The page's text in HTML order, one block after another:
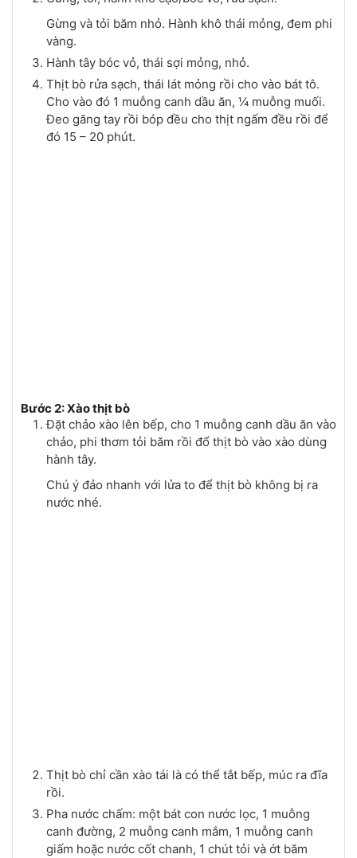
Gừng và tỏi băm nhỏ. Hành khô thái mỏng, đem phi
vàng.
Hành tây bóc vỏ, thái sợi mỏng, nhỏ.
Thịt bò rửa sạch, thái lát mỏng rồi cho vào bát tô.
Cho vào đó 1 muỗng canh dầu ăn, ¼ muỗng muối.
Đeo găng tay rồi bóp đều cho thịt ngấm đều rồi để
đó 15 – 20 phút.
Bước 2: Xào thịt bò
Đặt chảo xào lên bếp, cho 1 muỗng canh dầu ăn vào
chảo, phi thơm tỏi băm rồi đổ thịt bò vào xào dùng
hành tây.
Chú ý đảo nhanh với lửa to để thịt bò không bị ra
nước nhé.
Thịt bò chỉ cần xào tái là có thể tắt bếp, múc ra đĩa
rồi.
Pha nước chấm: một bát con nước lọc, 1 muỗng
canh đường, 2 muỗng canh mắm, 1 muỗng canh
giấm hoặc nước cốt chanh, 1 chút tỏi và ớt băm